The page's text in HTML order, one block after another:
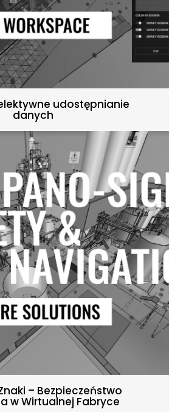
udostępnianie
danych
– Bezpieczeństwo
w Wirtualnej Fabryce